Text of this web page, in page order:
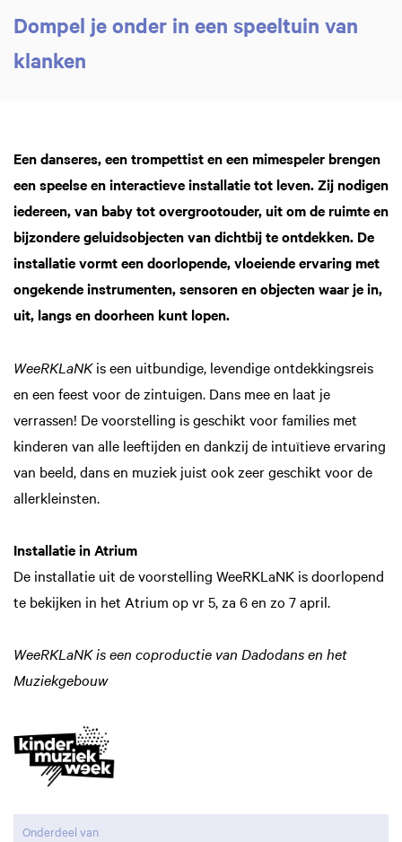
Dompel je onder in een speeltuin van
klanken
Een danseres, een trompettist en een mimespeler brengen
een speelse en interactieve installatie tot leven. Zij nodigen
iedereen, van baby tot overgrootouder, uit om de ruimte en
bijzondere geluidsobjecten van dichtbij te ontdekken. De
installatie vormt een doorlopende, vloeiende ervaring met
ongekende instrumenten, sensoren en objecten waar je in,
uit, langs en doorheen kunt lopen.
WeeRKLaNKis een uitbundige, levendige ontdekkingsreis
en een feest voor de zintuigen. Dans mee en laat je
verrassen! De voorstelling is geschikt voor families met
kinderen van alle leeftijden en dankzij de intuïtieve ervaring
van beeld, dans en muziek juist ook zeer geschikt voor de
allerkleinsten.
Installatie in Atrium
De installatie uit de voorstelling WeeRKLaNK is doorlopend
te bekijken in het Atrium op vr 5, za 6 en zo 7 april.
WeeRKLaNK is een coproductie van Dadodans en het
Muziekgebouw
Onderdeel van
Inzoomen